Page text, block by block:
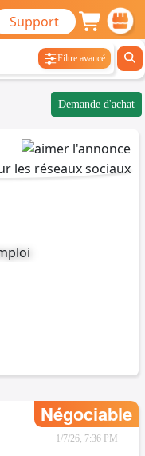
Support
Filtre avancé
Demande d'achat
Négociable
1/7/26, 7:36 PM